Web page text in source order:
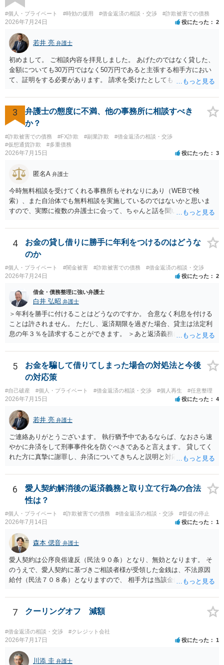
#個人・プライベート #時効の援用 #借金返済の相談・交渉 #詐欺被害での債務
2026年7月24日 役にたった 2
若井 亮 弁護士
初めまして。 ご相談内容を拝見しました。 あげたのではなく貸した、
金額についても30万円ではなく50万円であると主張する相手方におい
て、証明をする必要があります。 請求を受けたとしても、もらったも
れることになるでしょう。 請求があるまでは、こちらからアクション
を起こす必要はないかと思います。
3
弁護士の態度に不満、他の事務所に相談すべき
か？
#詐欺被害での債務 #FX詐欺 #副業詐欺
#借金返済の相談・交渉
#仮想通貨詐欺
#多重債務
2026年7月15日 役にたった 3
匿名A 弁護士
今時無料相談を受けてくれる事務所もそれなりにあり（WEBで検
索）、また自治体でも無料相談を実施しているのではないかと思いま
すので、実際に複数の弁護士に会って、ちゃんと話を聞いてくれる
はそもそも事案を把握できていないようですので、御相談の案件につ
いては弁護士として能力不足なのかもしれません。相手にしない方が
良いと思います。ただ、仮想通貨詐欺の被害回復は現実的には難しい
かもしれません。
4
お金の貸し借りに勝手に年利をつけるのはどうな
のか
#個人・プライベート #闇金被害 #詐欺被害での債務 #借金返済の相談・交渉
2026年7月24日 役にたった 2
借金・債務整理に強い弁護士
白井 弘昭 弁護士
＞年利を勝手に付けることはどうなのですか。 合意なく利息を付ける
ことは許されません。 ただし、返済期限を過ぎた場合、貸主は法定利
息の年３％を請求することができます。 ＞あと返済義務はありますか
りたお金は返さなければいけませんし、勝手につけた利息は返済不要
です。 以上、ご参考まで。
5
お金を騙して借りてしまった場合の対処法と今後
の対応策
#自己破産 #個人・プライベート #借金返済の相談・交渉 #個人再生 #任意整理
2026年7月15日 役にたった 4
若井 亮 弁護士
ご連絡ありがとうございます。 執行猶予中であるならば、なおさら速
やかに弁済をして刑事事件化を防ぐべきであると言えます。 貸してく
れた方に真摯に謝罪し、弁済についてきちんと説明と対応を行ってい
6
愛人契約解消後の返済義務と取り立て行為の合法
性は？
#個人・プライベート #詐欺被害での債務 #借金返済の相談・交渉 #督促の停止
2026年7月14日 役にたった 1
森本 偲音 弁護士
愛人契約は公序良俗違反（民法９０条）となり、無効となります。 そ
のうえで、愛人契約に基づきご相談者様が受領した金銭は、不法原因
給付（民法７０８条）となりますので、 相手方は当該金銭の返還請求
7 クーリングオフ 減額
#借金返済の相談・交渉 #クレジット会社
2026年7月17日 役にたった 1
川添 圭 弁護士